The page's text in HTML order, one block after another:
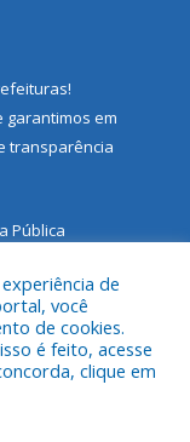
!
garantimos em
transparência
Pública
de Santarém
de
você
de cookies.
é feito, acesse
clique em